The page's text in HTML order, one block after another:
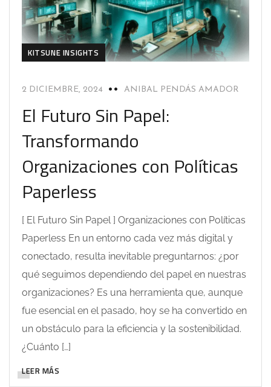
KITSUNE INSIGHTS
2 DICIEMBRE, 2024 ANIBAL PENDÁS AMADOR
El Futuro Sin Papel:
Transformando
Organizaciones con Políticas
Paperless
[ El Futuro Sin Papel ] Organizaciones con Políticas
Paperless En un entorno cada vez más digital y
conectado, resulta inevitable preguntarnos: ¿por
qué seguimos dependiendo del papel en nuestras
organizaciones? Es una herramienta que, aunque
fue esencial en el pasado, hoy se ha convertido en
un obstáculo para la eficiencia y la sostenibilidad.
¿Cuánto […]
LEER MÁS